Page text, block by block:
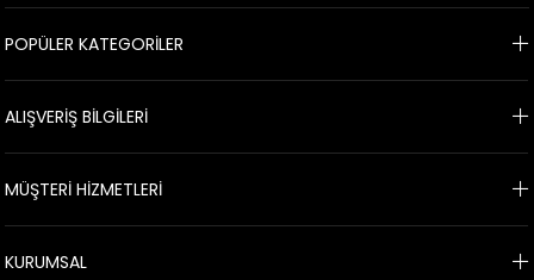
POPÜLER KATEGORİLER
ALIŞVERİŞ BİLGİLERİ
MÜŞTERİ HİZMETLERİ
KURUMSAL